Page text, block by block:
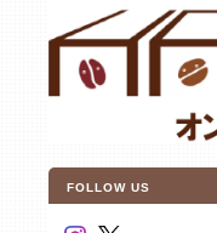
FOLLOW US